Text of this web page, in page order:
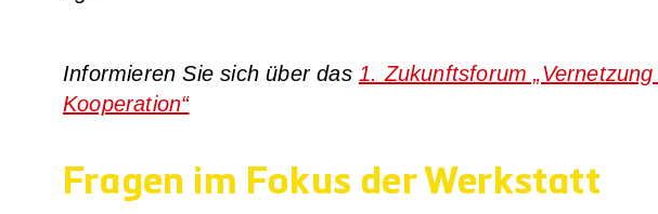
Infor­mie­ren Sie sich über das 1. Zukunfts­fo­rum
Koope­ra­ti­on“
Fragen im Fokus der Werkstatt